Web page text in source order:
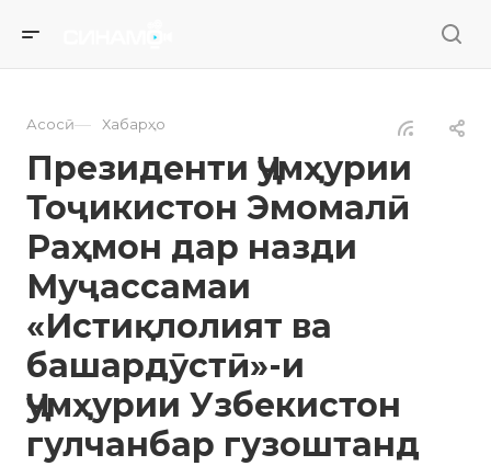
Асосӣ — Хабарҳо
Президенти Ҷумҳурии
Тоҷикистон Эмомалӣ
Раҳмон дар назди
Муҷассамаи
«Истиқлолият ва
башардӯстӣ»-и
Ҷумҳурии Узбекистон
гулчанбар гузоштанд